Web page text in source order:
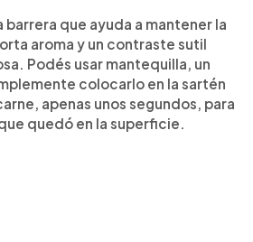
barrera que ayuda a mantener la
aroma y un contraste sutil
Podés usar mantequilla, un
colocarlo en la sartén
apenas unos segundos, para
quedó en la superficie.